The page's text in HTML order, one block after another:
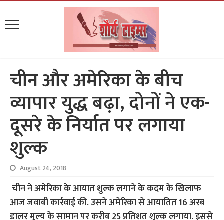
चीन और अमेरिका के बीच
व्यापार युद्ध बढ़ा, दोनों ने एक-
दूसरे के निर्यात पर लगाया
शुल्क
August 24, 2018
चीन ने अमेरिका के आयात शुल्क लगाने के कदम के खिलाफ
आज जवाबी कार्रवाई की. उसने अमेरिका से आयातित 16 अरब
डालर मूल्य के सामान पर करीब 25 प्रतिशत शुल्क लगाया. इससे